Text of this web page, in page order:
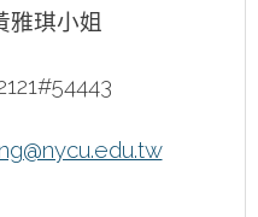
雅琪小姐